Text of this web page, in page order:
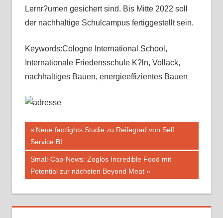
Lernr?umen gesichert sind. Bis Mitte 2022 soll
der nachhaltige Schulcampus fertiggestellt sein.
Keywords:Cologne International School,
Internationale Friedensschule K?ln, Vollack,
nachhaltiges Bauen, energieeffizientes Bauen
Beitragsnavigation
Vorheriger
Beitrag:
Neue factlights Studie zu Reifegrad von Self
Service BI
Nächster
Beitrag:
Small-Cap-News: Zoglos Incredible Food mit
Potential zur nächsten Beyond Meat